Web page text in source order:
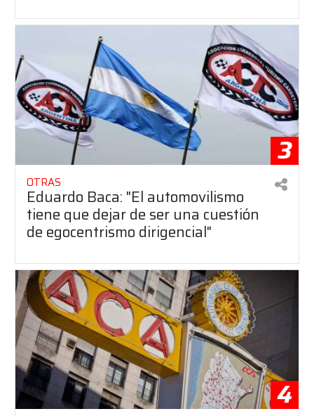
3
OTRAS
Eduardo Baca: "El automovilismo
tiene que dejar de ser una cuestión
de egocentrismo dirigencial"
4